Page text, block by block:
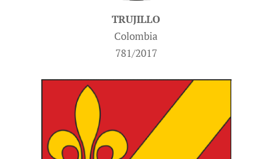
TRUJILLO
Colombia
781/2017